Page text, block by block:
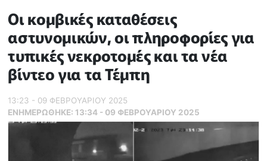
Οι κομβικές καταθέσεις
αστυνομικών, οι πληροφορίες για
τυπικές νεκροτομές και τα νέα
βίντεο για τα Τέμπη
13:23 - 09 ΦΕΒΡΟΥΑΡΙΟΥ 2025
ΕΝΗΜΕΡΏΘΗΚΕ: 13:34 - 09 ΦΕΒΡΟΥΑΡΙΟΥ 2025